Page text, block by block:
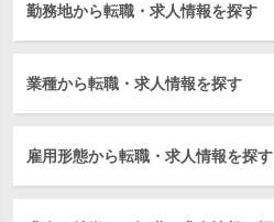
勤務地から転職・求人情報を探す
業種から転職・求人情報を探す
雇用形態から転職・求人情報を探す